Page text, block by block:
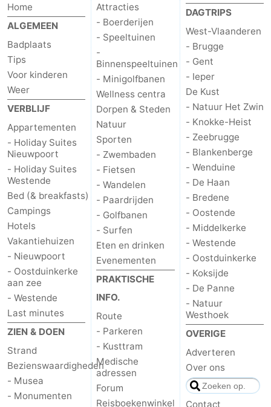
Home
ALGEMEEN
Badplaats
Tips
Voor kinderen
Weer
VERBLIJF
Appartementen
- Holiday Suites
Nieuwpoort
- Holiday Suites
Westende
Bed (& breakfasts)
Campings
Hotels
Vakantiehuizen
- Nieuwpoort
- Oostduinkerke
aan zee
- Westende
Last minutes
ZIEN & DOEN
Strand
Bezienswaardigheden
- Musea
- Monumenten
Attracties
- Boerderijen
- Speeltuinen
-
Binnenspeeltuinen
- Minigolfbanen
Wellness centra
Dorpen & Steden
Natuur
Sporten
- Zwembaden
- Fietsen
- Wandelen
- Paardrijden
- Golfbanen
- Surfen
Eten en drinken
Evenementen
PRAKTISCHE
INFO.
Route
- Parkeren
- Kusttram
Medische
adressen
Forum
Reisboekenwinkel
DAGTRIPS
West-Vlaanderen
- Brugge
- Gent
- Ieper
De Kust
- Natuur Het Zwin
- Knokke-Heist
- Zeebrugge
- Blankenberge
- Wenduine
- De Haan
- Bredene
- Oostende
- Middelkerke
- Westende
- Oostduinkerke
- Koksijde
- De Panne
- Natuur
Westhoek
OVERIGE
Adverteren
Over ons
Contact